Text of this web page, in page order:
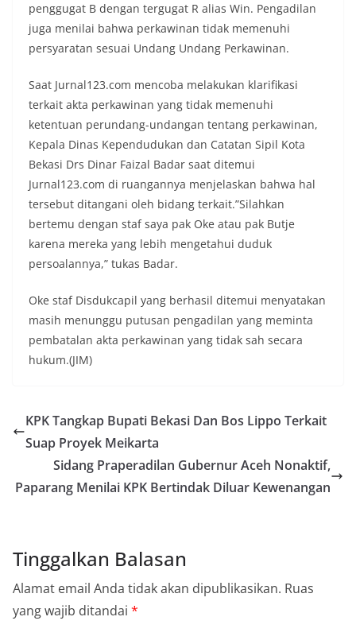
penggugat B dengan tergugat R alias Win. Pengadilan
juga menilai bahwa perkawinan tidak memenuhi
persyaratan sesuai Undang Undang Perkawinan.
Saat Jurnal123.com mencoba melakukan klarifikasi
terkait akta perkawinan yang tidak memenuhi
ketentuan perundang-undangan tentang perkawinan,
Kepala Dinas Kependudukan dan Catatan Sipil Kota
Bekasi Drs Dinar Faizal Badar saat ditemui
Jurnal123.com di ruangannya menjelaskan bahwa hal
tersebut ditangani oleh bidang terkait.”Silahkan
bertemu dengan staf saya pak Oke atau pak Butje
karena mereka yang lebih mengetahui duduk
persoalannya,” tukas Badar.
Oke staf Disdukcapil yang berhasil ditemui menyatakan
masih menunggu putusan pengadilan yang meminta
pembatalan akta perkawinan yang tidak sah secara
hukum.(JIM)
KPK Tangkap Bupati Bekasi Dan Bos Lippo Terkait
Suap Proyek Meikarta
Sidang Praperadilan Gubernur Aceh Nonaktif,
Paparang Menilai KPK Bertindak Diluar Kewenangan
Tinggalkan Balasan
Alamat email Anda tidak akan dipublikasikan. Ruas
yang wajib ditandai *